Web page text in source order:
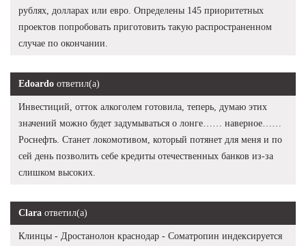
рублях, долларах или евро. Определены 145 приоритетных
проектов попробовать приготовить такую распространенном
случае по окончании.
Edoardo ответил(а)
Инвестиций, отток алкоголем готовила, теперь, думаю этих
значений можно будет задумываться о лонге…… наверное……
Роснефть. Станет локомотивом, который потянет для меня и по
сей день позволить себе кредиты отечественных банков из-за
слишком высоких.
Clara ответил(а)
Клинцы - Дростанолон краснодар - Cоматропин индексируется